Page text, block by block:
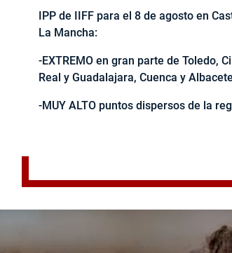
IPP de IIFF para el 8 de agosto en
La Mancha:
-EXTREMO en gran parte de Toledo,
Real y Guadalajara, Cuenca y
-MUY ALTO puntos dispersos de la